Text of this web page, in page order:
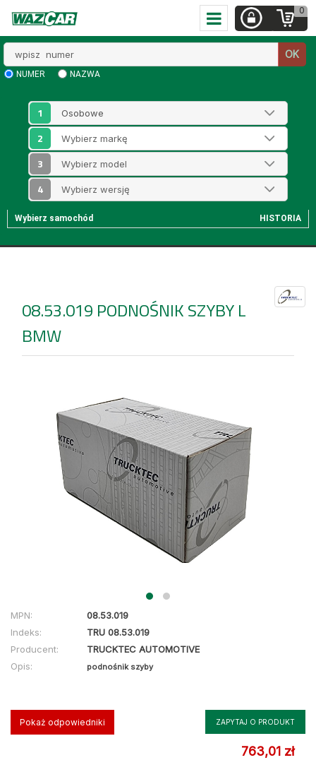
0
numer
OK
NUMER NAZWA
1
2
3
4
Wybierz samochód HISTORIA
08.53.019 PODNOŚNIK SZYBY L
BMW
MPN:
08.53.019
Indeks:
TRU 08.53.019
Producent:
TRUCKTEC AUTOMOTIVE
Opis:
podnośnik szyby
Pokaż odpowiedniki ZAPYTAJ O PRODUKT
763,01 zł